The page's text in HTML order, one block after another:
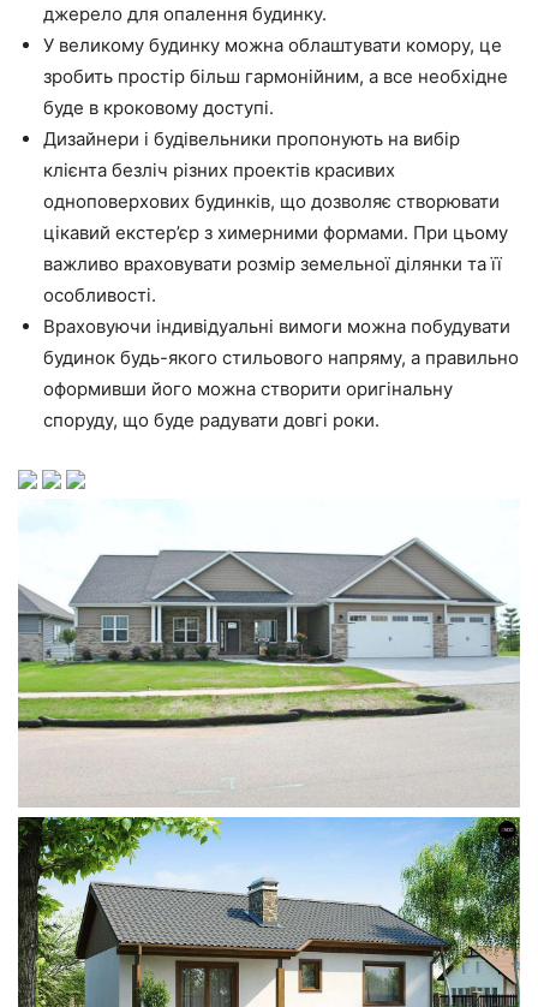
джерело для опалення будинку.
У великому будинку можна облаштувати комору, це
зробить простір більш гармонійним, а все необхідне
буде в кроковому доступі.
Дизайнери і будівельники пропонують на вибір
клієнта безліч різних проектів красивих
одноповерхових будинків, що дозволяє створювати
цікавий екстер’єр з химерними формами. При цьому
важливо враховувати розмір земельної ділянки та її
особливості.
Враховуючи індивідуальні вимоги можна побудувати
будинок будь-якого стильового напряму, а правильно
оформивши його можна створити оригінальну
споруду, що буде радувати довгі роки.